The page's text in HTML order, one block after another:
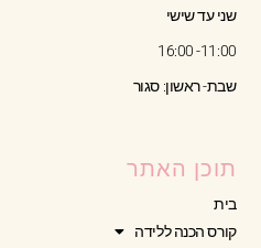
שני עד שישי
11:00- 16:00
שבת- ראשון: סגור
תוכן האתר
בית
קורס הכנה ללידה